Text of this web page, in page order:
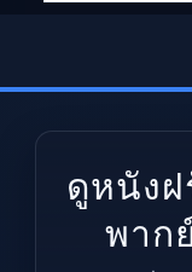
ดูหนังฝ
พาก